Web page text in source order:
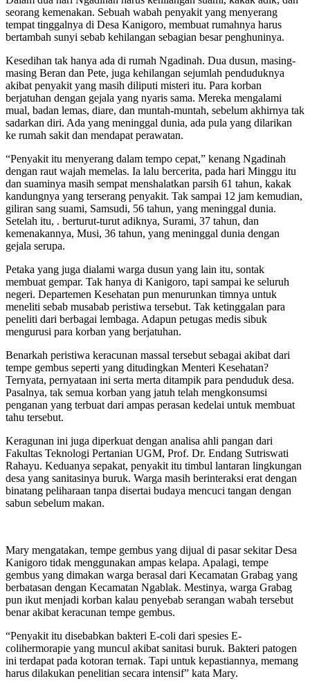
seorang kemenakan. Sebuah wabah penyakit yang menyerang
tempat tinggalnya di Desa Kanigoro, membuat rumahnya harus
bertambah sunyi sebab kehilangan sebagian besar penghuninya.
Kesedihan tak hanya ada di rumah Ngadinah. Dua dusun, masing-
masing Beran dan Pete, juga kehilangan sejumlah penduduknya
akibat penyakit yang masih diliputi misteri itu. Para korban
berjatuhan dengan gejala yang nyaris sama. Mereka mengalami
mual, badan lemas, diare, dan muntah-muntah, sebelum akhirnya tak
sadarkan diri. Ada yang meninggal dunia, ada pula yang dilarikan
ke rumah sakit dan mendapat perawatan.
“Penyakit itu menyerang dalam tempo cepat,” kenang Ngadinah
dengan raut wajah memelas. Ia lalu bercerita, pada hari Minggu itu
dan suaminya masih sempat menshalatkan parsih 61 tahun, kakak
kandungnya yang terserang penyakit. Tak sampai 12 jam kemudian,
giliran sang suami, Samsudi, 56 tahun, yang meninggal dunia.
Setelah itu, . berturut-turut adiknya, Surami, 37 tahun, dan
kemenakannya, Musi, 36 tahun, yang meninggal dunia dengan
gejala serupa.
Petaka yang juga dialami warga dusun yang lain itu, sontak
membuat gempar. Tak hanya di Kanigoro, tapi sampai ke seluruh
negeri. Departemen Kesehatan pun menurunkan timnya untuk
meneliti sebab musabab peristiwa tersebut. Tak ketinggalan para
peneliti dari berbagai lembaga. Adapun petugas medis sibuk
mengurusi para korban yang berjatuhan.
Benarkah peristiwa keracunan massal tersebut sebagai akibat dari
tempe gembus seperti yang ditudingkan Menteri Kesehatan?
Ternyata, pernyataan ini serta merta ditampik para penduduk desa.
Pasalnya, tak semua korban yang jatuh telah mengkonsumsi
penganan yang terbuat dari ampas perasan kedelai untuk membuat
tahu tersebut.
Keragunan ini juga diperkuat dengan analisa ahli pangan dari
Fakultas Teknologi Pertanian UGM, Prof. Dr. Endang Sutriswati
Rahayu. Keduanya sepakat, penyakit itu timbul lantaran lingkungan
desa yang sanitasinya buruk. Warga masih berinteraksi erat dengan
binatang peliharaan tanpa disertai budaya mencuci tangan dengan
sabun sebelum makan.
Mary mengatakan, tempe gembus yang dijual di pasar sekitar Desa
Kanigoro tidak menggunakan ampas kelapa. Apalagi, tempe
gembus yang dimakan warga berasal dari Kecamatan Grabag yang
berbatasan dengan Kecamatan Ngablak. Mestinya, warga Grabag
pun ikut menjadi korban kalau penyebab serangan wabah tersebut
benar akibat keracunan tempe gembus.
“Penyakit itu disebabkan bakteri E-coli dari spesies E-
colihermorapie yang muncul akibat sanitasi buruk. Bakteri patogen
ini terdapat pada kotoran ternak. Tapi untuk kepastiannya, memang
harus dilakukan penelitian secara intensif” kata Mary.